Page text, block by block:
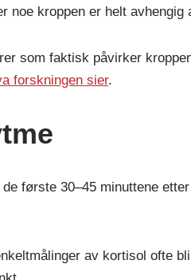
noe kroppen er helt avhengig
som faktisk påvirker
forskningen sier.
første 30–45 minuttene
av kortisol ofte